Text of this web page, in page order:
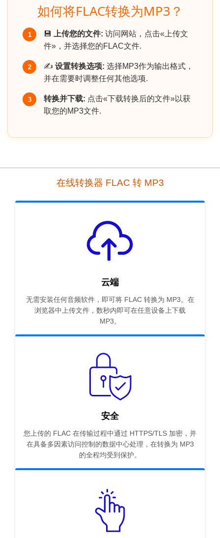
如何将FLAC转换为MP3？
1 💾 上传您的文件: 访问网站，点击«上传文
件»，并选择您的FLAC文件.
2 ✍️ 设置转换选项: 选择MP3作为输出格式，
并在需要时调整任何其他选项.
3 转换并下载: 点击«下载转换后的文件»以获
取您的MP3文件.
在线转换器 FLAC 转 MP3
云端
无需安装任何音频软件，即可将 FLAC 转换为 MP3。在
浏览器中上传文件，数秒内即可在任意设备上下载
MP3。
安全
您上传的 FLAC 在传输过程中通过 HTTPS/TLS 加密，并
在具备多因素访问控制的数据中心处理，在转换为 MP3
的全程均受到保护。